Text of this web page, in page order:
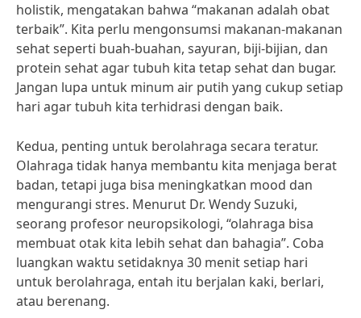
holistik, mengatakan bahwa “makanan adalah obat
terbaik”. Kita perlu mengonsumsi makanan-makanan
sehat seperti buah-buahan, sayuran, biji-bijian, dan
protein sehat agar tubuh kita tetap sehat dan bugar.
Jangan lupa untuk minum air putih yang cukup setiap
hari agar tubuh kita terhidrasi dengan baik.
Kedua, penting untuk berolahraga secara teratur.
Olahraga tidak hanya membantu kita menjaga berat
badan, tetapi juga bisa meningkatkan mood dan
mengurangi stres. Menurut Dr. Wendy Suzuki,
seorang profesor neuropsikologi, “olahraga bisa
membuat otak kita lebih sehat dan bahagia”. Coba
luangkan waktu setidaknya 30 menit setiap hari
untuk berolahraga, entah itu berjalan kaki, berlari,
atau berenang.